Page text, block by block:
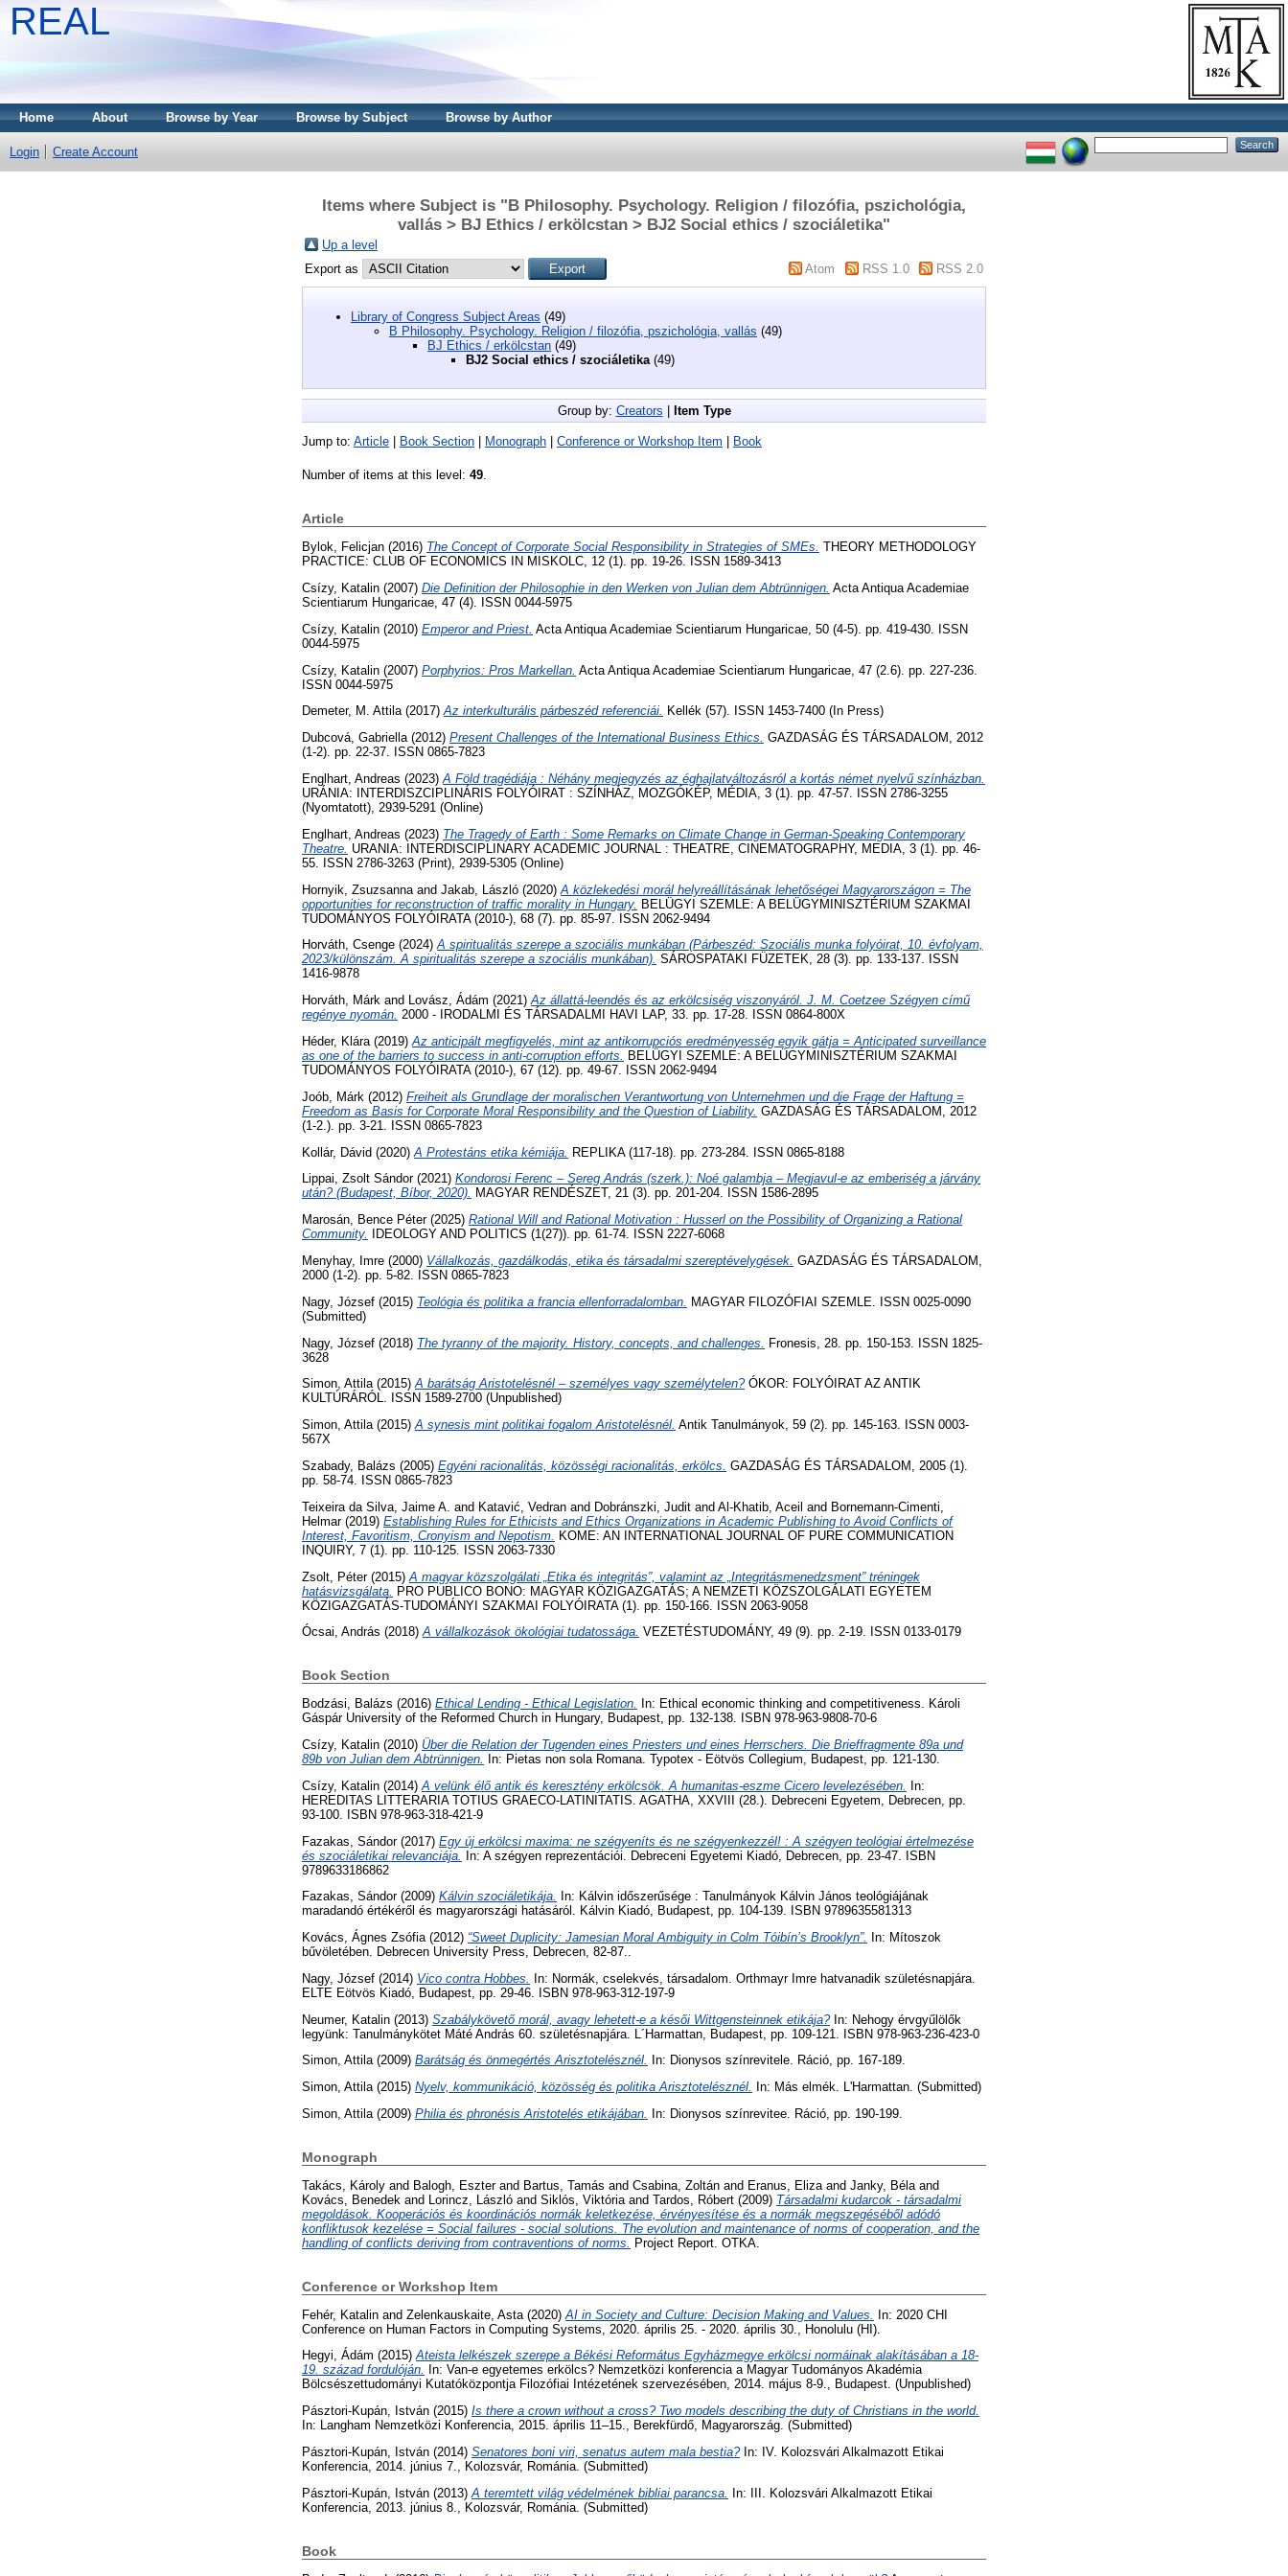
REAL
Home About Browse by Year Browse by Subject Browse by Author
Login Create Account
Items where Subject is "B Philosophy. Psychology. Religion / filozófia, pszichológia,
vallás > BJ Ethics / erkölcstan > BJ2 Social ethics / szociáletika"
Up a level
Export as
Atom RSS 1.0 RSS 2.0
Library of Congress Subject Areas (49)
B Philosophy. Psychology. Religion / filozófia, pszichológia, vallás (49)
BJ Ethics / erkölcstan (49)
BJ2 Social ethics / szociáletika (49)
Group by: Creators Item Type
Jump to: Article Book Section Monograph Conference or Workshop Item Book
Number of items at this level: 49.
Article
Bylok, Felicjan (2016) The Concept of Corporate Social Responsibility in Strategies of SMEs. THEORY METHODOLOGY
PRACTICE: CLUB OF ECONOMICS IN MISKOLC, 12 (1). pp. 19-26. ISSN 1589-3413
Csízy, Katalin (2007) Die Definition der Philosophie in den Werken von Julian dem Abtrünnigen. Acta Antiqua Academiae
Scientiarum Hungaricae, 47 (4). ISSN 0044-5975
Csízy, Katalin (2010) Emperor and Priest. Acta Antiqua Academiae Scientiarum Hungaricae, 50 (4-5). pp. 419-430. ISSN
0044-5975
Csízy, Katalin (2007) Porphyrios: Pros Markellan. Acta Antiqua Academiae Scientiarum Hungaricae, 47 (2.6). pp. 227-236.
ISSN 0044-5975
Demeter, M. Attila(2017)Az interkulturális párbeszéd referenciái. Kellék (57). ISSN 1453-7400 (In Press)
Dubcová, Gabriella(2012) Present Challenges of the International Business Ethics. GAZDASÁG ÉS TÁRSADALOM, 2012
(1-2). pp. 22-37. ISSN 0865-7823
Englhart, Andreas (2023) A Föld tragédiája : Néhány megjegyzés az éghajlatváltozásról a kortás német nyelvű színházban.
URÁNIA: INTERDISZCIPLINÁRIS FOLYÓIRAT : SZÍNHÁZ, MOZGÓKÉP, MÉDIA, 3 (1). pp. 47-57. ISSN 2786-3255
(Nyomtatott), 2939-5291 (Online)
Englhart, Andreas (2023) The Tragedy of Earth : Some Remarks on Climate Change in German-Speaking Contemporary
Theatre. URANIA: INTERDISCIPLINARY ACADEMIC JOURNAL : THEATRE, CINEMATOGRAPHY, MEDIA, 3 (1). pp. 46-
55. ISSN 2786-3263 (Print), 2939-5305 (Online)
Hornyik, Zsuzsanna and Jakab, László (2020) A közlekedési morál helyreállításának lehetőségei Magyarországon = The
opportunities for reconstruction of traffic morality in Hungary. BELÜGYI SZEMLE: A BELÜGYMINISZTÉRIUM SZAKMAI
TUDOMÁNYOS FOLYÓIRATA (2010-), 68 (7). pp. 85-97. ISSN 2062-9494
Horváth, Csenge (2024)A spiritualitás szerepe a szociális munkában (Párbeszéd: Szociális munka folyóirat, 10. évfolyam,
2023/különszám. A spiritualitás szerepe a szociális munkában). SÁROSPATAKI FÜZETEK, 28 (3). pp. 133-137. ISSN
1416-9878
Horváth, Márk and Lovász, Ádám (2021)Az állattá-leendés és az erkölcsiség viszonyáról. J. M. Coetzee Szégyen című
regénye nyomán. 2000 - IRODALMI ÉS TÁRSADALMI HAVI LAP, 33. pp. 17-28. ISSN 0864-800X
Héder, Klára (2019) Az anticipált megfigyelés, mint az antikorrupciós eredményesség egyik gátja = Anticipated surveillance
as one of the barriers to success in anti-corruption efforts.
BELÜGYI SZEMLE: A BELÜGYMINISZTÉRIUM SZAKMAI
TUDOMÁNYOS FOLYÓIRATA (2010-), 67 (12). pp. 49-67. ISSN 2062-9494
Joób, Márk (2012) Freiheit als Grundlage der moralischen Verantwortung von Unternehmen und die Frage der Haftung =
Freedom as Basis for Corporate Moral Responsibility and the Question of Liability. GAZDASÁG ÉS TÁRSADALOM, 2012
(1-2.). pp. 3-21. ISSN 0865-7823
Kollár, Dávid (2020) A Protestáns etika kémiája. REPLIKA (117-18). pp. 273-284. ISSN 0865-8188
Lippai, Zsolt Sándor(2021) Kondorosi Ferenc – Sereg András (szerk.): Noé galambja – Megjavul-e az emberiség a járvány
után? (Budapest, Bíbor, 2020). MAGYAR RENDÉSZET, 21 (3). pp. 201-204. ISSN 1586-2895
Marosán, Bence Péter(2025) Rational Will and Rational Motivation : Husserl on the Possibility of Organizing a Rational
Community.
IDEOLOGY AND POLITICS (1(27)). pp. 61-74. ISSN 2227-6068
Menyhay, Imre (2000) Vállalkozás, gazdálkodás, etika és társadalmi szereptévelygések. GAZDASÁG ÉS TÁRSADALOM,
2000 (1-2). pp. 5-82. ISSN 0865-7823
Nagy, József (2015) Teológia és politika a francia ellenforradalomban. MAGYAR FILOZÓFIAI SZEMLE. ISSN 0025-0090
(Submitted)
Nagy, József (2018) The tyranny of the majority. History, concepts, and challenges.
Fronesis, 28. pp. 150-153. ISSN 1825-
3628
Simon, Attila(2015)A barátság Aristotelésnél – személyes vagy személytelen?ÓKOR: FOLYÓIRAT AZ ANTIK
KULTÚRÁRÓL. ISSN 1589-2700 (Unpublished)
Simon, Attila(2015)A synesis mint politikai fogalom Aristotelésnél. Antik Tanulmányok, 59 (2). pp. 145-163. ISSN 0003-
567X
Szabady, Balázs (2005) Egyéni racionalitás, közösségi racionalitás, erkölcs. GAZDASÁG ÉS TÁRSADALOM, 2005 (1).
pp. 58-74. ISSN 0865-7823
Teixeira da Silva, Jaime A. and Katavić, Vedran and Dobránszki, Judit and Al-Khatib, Aceil and Bornemann-Cimenti,
Helmar(2019) Establishing Rules for Ethicists and Ethics Organizations in Academic Publishing to Avoid Conflicts of
Interest, Favoritism, Cronyism and Nepotism. KOME: AN INTERNATIONAL JOURNAL OF PURE COMMUNICATION
INQUIRY, 7 (1). pp. 110-125. ISSN 2063-7330
Zsolt, Péter(2015) A magyar közszolgálati „Etika és integritás”, valamint az „Integritásmenedzsment” tréningek
hatásvizsgálata. PRO PUBLICO BONO: MAGYAR KÖZIGAZGATÁS; A NEMZETI KÖZSZOLGÁLATI EGYETEM
KÖZIGAZGATÁS-TUDOMÁNYI SZAKMAI FOLYÓIRATA (1). pp. 150-166. ISSN 2063-9058
Ócsai, András (2018)A vállalkozások ökológiai tudatossága. VEZETÉSTUDOMÁNY, 49 (9). pp. 2-19. ISSN 0133-0179
Book Section
Bodzási, Balázs (2016) Ethical Lending - Ethical Legislation.
In: Ethical economic thinking and competitiveness. Károli
Gáspár University of the Reformed Church in Hungary, Budapest, pp. 132-138. ISBN 978-963-9808-70-6
Csízy, Katalin (2010) Über die Relation der Tugenden eines Priesters und eines Herrschers. Die Brieffragmente 89a und
89b von Julian dem Abtrünnigen.
In: Pietas non sola Romana. Typotex - Eötvös Collegium, Budapest, pp. 121-130.
Csízy, Katalin (2014) A velünk élő antik és keresztény erkölcsök. A humanitas-eszme Cicero levelezésében. In:
HEREDITAS LITTERARIA TOTIUS GRAECO-LATINITATIS. AGATHA, XXVIII (28.). Debreceni Egyetem, Debrecen, pp.
93-100. ISBN 978-963-318-421-9
Fazakas, Sándor(2017) Egy új erkölcsi maxima: ne szégyeníts és ne szégyenkezzél! : A szégyen teológiai értelmezése
és szociáletikai relevanciája. In: A szégyen reprezentációi. Debreceni Egyetemi Kiadó, Debrecen, pp. 23-47. ISBN
9789633186862
Fazakas, Sándor(2009) Kálvin szociáletikája.
In: Kálvin időszerűsége : Tanulmányok Kálvin János teológiájának
maradandó értékéről és magyarországi hatásáról. Kálvin Kiadó, Budapest, pp. 104-139. ISBN 9789635581313
Kovács, Ágnes Zsófia(2012) “Sweet Duplicity: Jamesian Moral Ambiguity in Colm Tóibín’s Brooklyn”.
In: Mítoszok
bűvöletében. Debrecen University Press, Debrecen, 82-87..
Nagy, József (2014) Vico contra Hobbes.
In: Normák, cselekvés, társadalom. Orthmayr Imre hatvanadik születésnapjára.
ELTE Eötvös Kiadó, Budapest, pp. 29-46. ISBN 978-963-312-197-9
Neumer, Katalin (2013) Szabálykövető morál, avagy lehetett-e a késői Wittgensteinnek etikája?In: Nehogy érvgyűlölők
legyünk: Tanulmánykötet Máté András 60. születésnapjára. L´Harmattan, Budapest, pp. 109-121. ISBN 978-963-236-423-0
Simon, Attila(2009) Barátság és önmegértés Arisztotelésznél.
In: Dionysos színrevitele. Ráció, pp. 167-189.
Simon, Attila(2015) Nyelv, kommunikáció, közösség és politika Arisztotelésznél.
In: Más elmék. L'Harmattan. (Submitted)
Simon, Attila(2009) Philia és phronésis Aristotelés etikájában. In: Dionysos színrevitee. Ráció, pp. 190-199.
Monograph
Takács, Károly and Balogh, Eszterand Bartus, Tamás and Csabina, Zoltán and Eranus, Eliza and Janky, Béla and
Kovács, Benedek and Lorincz, László and Siklós, Viktória and Tardos, Róbert (2009) Társadalmi kudarcok - társadalmi
megoldások. Kooperációs és koordinációs normák keletkezése, érvényesítése és a normák megszegéséből adódó
konfliktusok kezelése = Social failures - social solutions. The evolution and maintenance of norms of cooperation, and the
handling of conflicts deriving from contraventions of norms.
Project Report. OTKA.
Conference or Workshop Item
Fehér, Katalin and Zelenkauskaite, Asta (2020) AI in Society and Culture: Decision Making and Values.
In: 2020 CHI
Conference on Human Factors in Computing Systems, 2020. április 25. - 2020. április 30., Honolulu (HI).
Hegyi, Ádám (2015)Ateista lelkészek szerepe a Békési Református Egyházmegye erkölcsi normáinak alakításában a 18-
19. század fordulóján.
In: Van-e egyetemes erkölcs? Nemzetközi konferencia a Magyar Tudományos Akadémia
Bölcsészettudományi Kutatóközpontja Filozófiai Intézetének szervezésében, 2014. május 8-9., Budapest. (Unpublished)
Pásztori-Kupán, István (2015) Is there a crown without a cross? Two models describing the duty of Christians in the world.
In: Langham Nemzetközi Konferencia, 2015. április 11–15., Berekfürdő, Magyarország. (Submitted)
Pásztori-Kupán, István (2014) Senatores boni viri, senatus autem mala bestia?In: IV. Kolozsvári Alkalmazott Etikai
Konferencia, 2014. június 7., Kolozsvár, Románia. (Submitted)
Pásztori-Kupán, István (2013) A teremtett világ védelmének bibliai parancsa.
In: III. Kolozsvári Alkalmazott Etikai
Konferencia, 2013. június 8., Kolozsvár, Románia. (Submitted)
Book